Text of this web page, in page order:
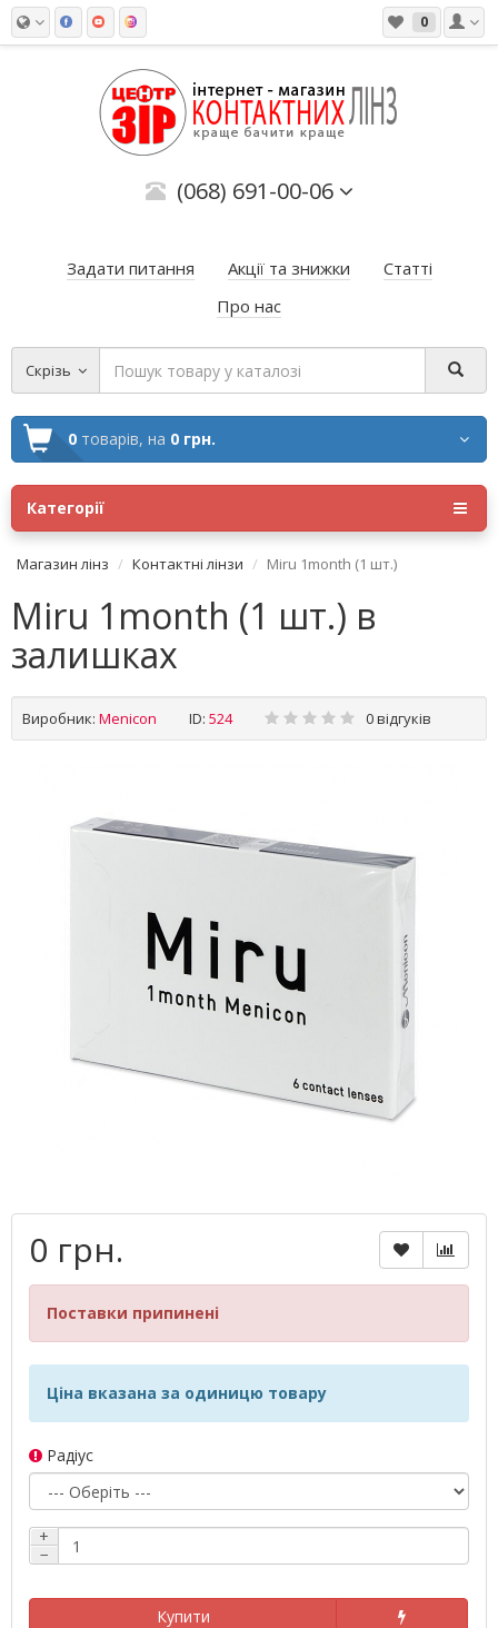
0
(068) 691-00-06
Задати питання Акції та знижки
Статті
Про нас
Скрізь
0 товарів, на 0 грн.
Категорії
Магазин лінз Контактні лінзи Miru 1month (1 шт.)
Miru 1month (1 шт.) в
залишках
Виробник: Menicon ID: 524 0 відгуків
0 грн.
Поставки припинені
Ціна вказана за одиницю товару
Радіус
+
−
Купити